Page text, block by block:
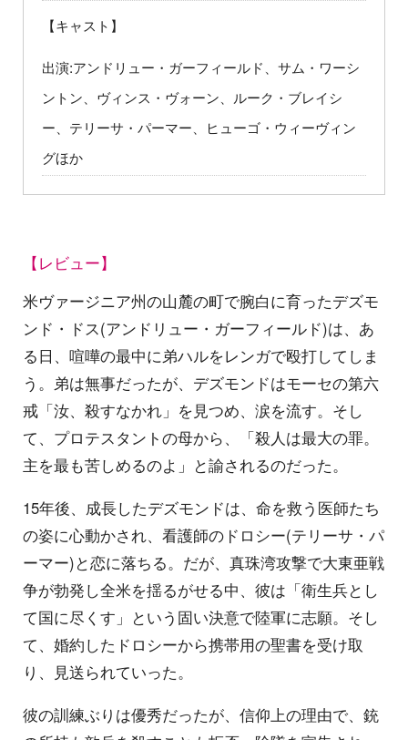
【キャスト】
出演:アンドリュー・ガーフィールド、サム・ワーシ
ントン、ヴィンス・ヴォーン、ルーク・ブレイシ
ー、テリーサ・パーマー、ヒューゴ・ウィーヴィン
グほか
【レビュー】
米ヴァージニア州の山麓の町で腕白に育ったデズモ
ンド・ドス(アンドリュー・ガーフィールド)は、あ
る日、喧嘩の最中に弟ハルをレンガで殴打してしま
う。弟は無事だったが、デズモンドはモーセの第六
戒「汝、殺すなかれ」を見つめ、涙を流す。そし
て、プロテスタントの母から、「殺人は最大の罪。
主を最も苦しめるのよ」と諭されるのだった。
15年後、成長したデズモンドは、命を救う医師たち
の姿に心動かされ、看護師のドロシー(テリーサ・パ
ーマー)と恋に落ちる。だが、真珠湾攻撃で大東亜戦
争が勃発し全米を揺るがせる中、彼は「衛生兵とし
て国に尽くす」という固い決意で陸軍に志願。そし
て、婚約したドロシーから携帯用の聖書を受け取
り、見送られていった。
彼の訓練ぶりは優秀だったが、信仰上の理由で、銃